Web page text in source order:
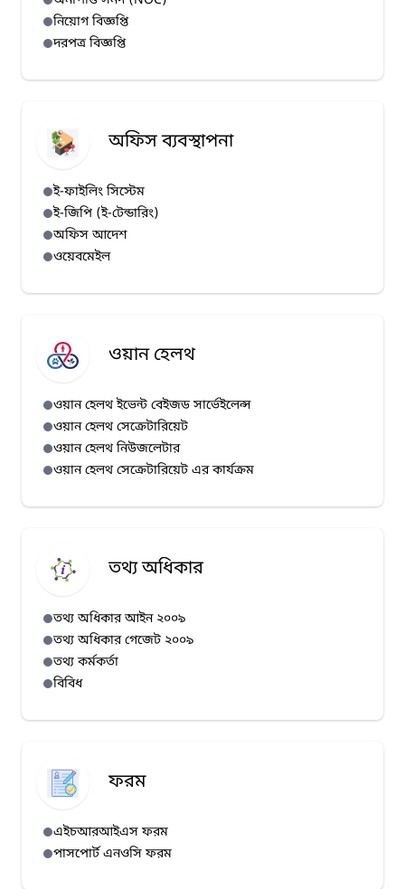
নিয়োগ বিজ্ঞপ্তি
দরপত্র বিজ্ঞপ্তি
অফিস ব্যবস্থাপনা
ই-ফাইলিং সিস্টেম
ই-জিপি (ই-টেন্ডারিং)
অফিস আদেশ
ওয়েবমেইল
ওয়ান হেলথ
ওয়ান হেলথ ইভেন্ট বেইজড সার্ভেইলেন্স
ওয়ান হেলথ সেক্রেটারিয়েট
ওয়ান হেলথ নিউজলেটার
ওয়ান হেলথ সেক্রেটারিয়েট এর কার্যক্রম
তথ্য অধিকার
তথ্য অধিকার আইন ২০০৯
তথ্য অধিকার গেজেট ২০০৯
তথ্য কর্মকর্তা
বিবিধ
ফরম
এইচআরআইএস ফরম
পাসপোর্ট এনওসি ফরম